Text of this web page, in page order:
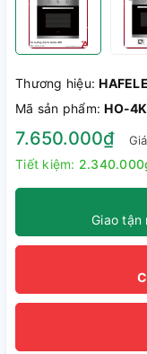
Thương hiệu:HAFELE
Mã sản phẩm:HO-
7.650.000₫
Tiết kiệm:
Giao tận